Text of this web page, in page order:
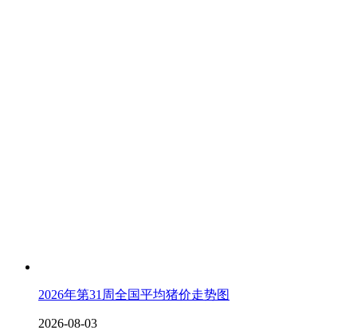
2026年第31周全国平均猪价走势图
2026-08-03